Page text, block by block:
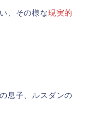
、その様な現実的
息子、ルスダンの